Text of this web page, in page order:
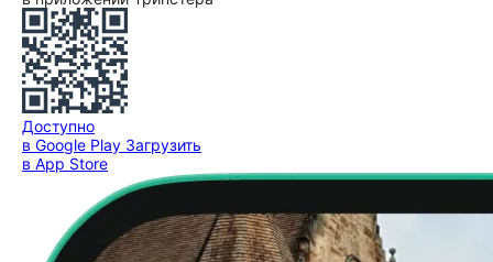
Доступно
в Google Play Загрузить
в App Store